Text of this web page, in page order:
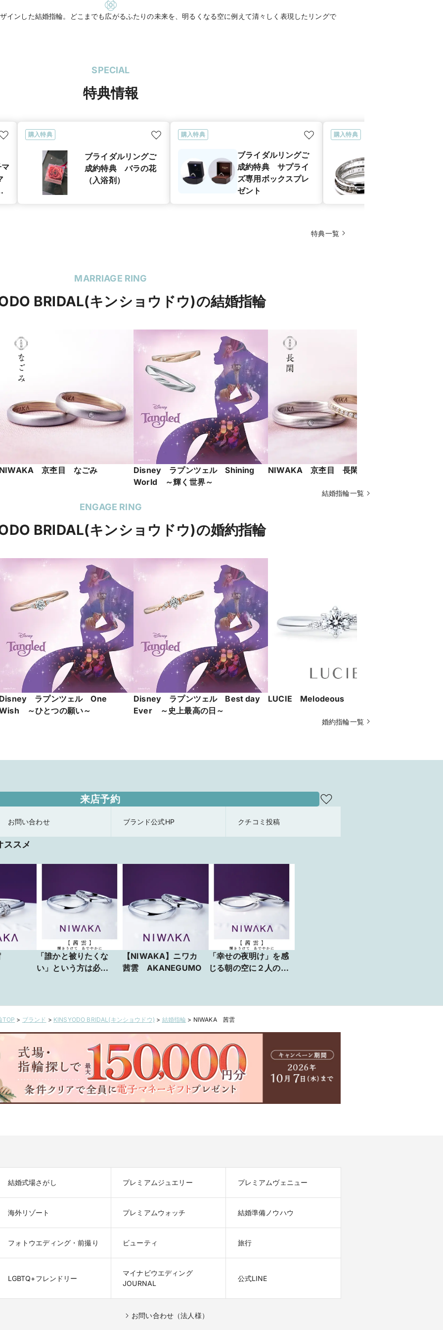
インした結婚指輪。どこまでも広がるふたりの未来を、明るくなる空に例えて清々しく表現したリングで
SPECIAL
特典情報
購入特典
ブライダルリングご
成約特典 バラの花
（入浴剤）
購入特典
ブライダルリングご
成約特典 サプライ
ズ専用ボックスプレ
ゼント
購入特典
特典一覧
MARRIAGE RING
BRIDAL(キンショウドウ)の結婚指輪
京杢目 なごみ
Disney ラプンツェル Shining
World ～輝く世界～
NIWAKA 京杢目 長閑
結婚指輪一覧
ENGAGE RING
BRIDAL(キンショウドウ)の婚約指輪
ラプンツェル One
～ひとつの願い～
Disney ラプンツェル Best day
Ever ～史上最高の日～
LUCIE Melodeous
婚約指輪一覧
来店予約
お問い合わせ ブランド公式HP クチコミ投稿
ススメ
「誰かと被りたくな
い」という方は必
ラ
店のカップルに選ばれ
た信頼の指輪店がご案
内します
【NIWAKA】ニワカ
茜雲 AKANEGUMO
「幸せの夜明け」を感
じる朝の空に２人の幸
来店のカップルに選ば
れた信頼の指輪店がご
案内します
TOP > ブランド > KINSYODO BRIDAL(キンショウドウ) > 結婚指輪 > NIWAKA 茜雲
結婚式場さがし プレミアムジュエリー プレミアムヴェニュー
海外リゾート プレミアムウォッチ 結婚準備ノウハウ
フォトウエディング・前撮り ビューティ 旅行
LGBTQ+フレンドリー
マイナビウエディング
JOURNAL
公式LINE
お問い合わせ（法人様）